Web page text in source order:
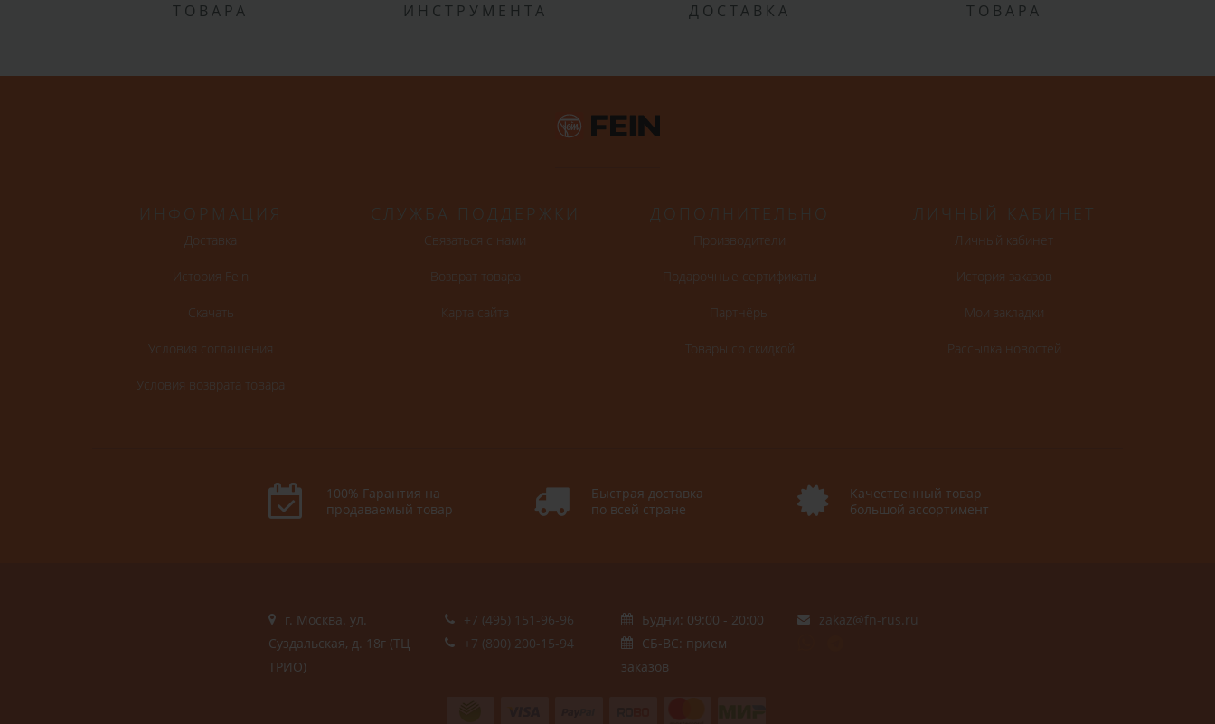
ТОВАРА
ИНСТРУМЕНТА
ДОСТАВКА
ТОВАРА
ИНФОРМАЦИЯ
Доставка
История Fein
Скачать
Условия соглашения
Условия возврата товара
СЛУЖБА ПОДДЕРЖКИ
Связаться с нами
Возврат товара
Карта сайта
ДОПОЛНИТЕЛЬНО
Производители
Подарочные сертификаты
Партнёры
Товары со скидкой
ЛИЧНЫЙ КАБИНЕТ
Личный кабинет
История заказов
Мои закладки
Рассылка новостей
100% Гарантия на
продаваемый товар
Быстрая доставка
по всей стране
Качественный товар
большой ассортимент
г. Москва. ул.
Суздальская, д. 18г (ТЦ
ТРИО)
+7 (495) 151-96-96
+7 (800) 200-15-94
Будни: 09:00 - 20:00
СБ-ВС: прием
заказов
zakaz@fn-rus.ru